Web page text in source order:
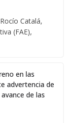
Catalá,
(FAE),
en las
advertencia de
de las